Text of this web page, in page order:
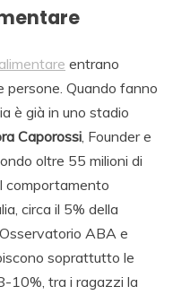
entrano
persone. Quando fanno
è già in uno stadio
Caporossi , Founder e
oltre 55 milioni di
comportamento
circa il 5% della
ABA e
soprattutto le
10%, tra i ragazzi la